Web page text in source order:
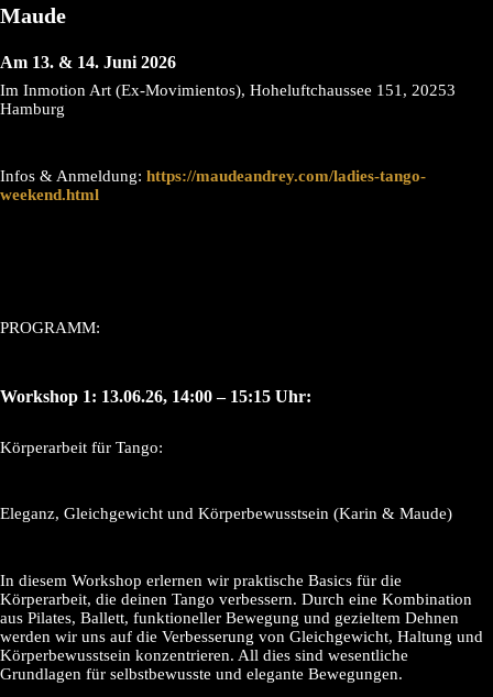
Maude
Am 13. & 14. Juni 2026
Im Inmotion Art (Ex-Movimientos), Hoheluftchaussee 151, 20253
Hamburg
Infos & Anmeldung: https://maudeandrey.com/ladies-tango-
weekend.html
PROGRAMM:
Workshop 1: 13.06.26, 14:00 – 15:15 Uhr:
Körperarbeit für Tango:
Eleganz, Gleichgewicht und Körperbewusstsein (Karin & Maude)
In diesem Workshop erlernen wir praktische Basics für die
Körperarbeit, die deinen Tango verbessern. Durch eine Kombination
aus Pilates, Ballett, funktioneller Bewegung und gezieltem Dehnen
werden wir uns auf die Verbesserung von Gleichgewicht, Haltung und
Körperbewusstsein konzentrieren. All dies sind wesentliche
Grundlagen für selbstbewusste und elegante Bewegungen.